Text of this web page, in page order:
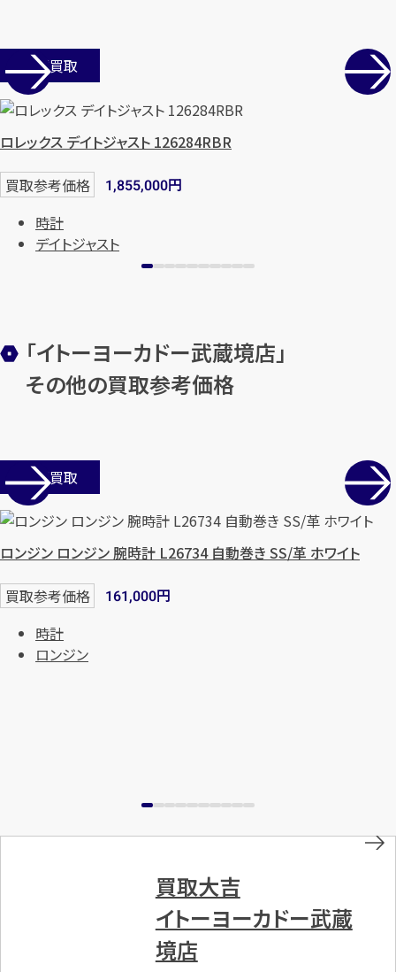
カンタン無料
最短1分！今すぐ査定金額をお伝えいた
します
まずはお電話
店舗買取
ロレックス デイトジャスト 126284RBR
買取参考価格 1,855,000円
時計
デイトジャスト
「イトーヨーカドー武蔵境店」
その他の買取参考価格
店舗買取
ロンジン ロンジン 腕時計 L26734 自動巻き SS/革 ホワイト
買取参考価格 161,000円
時計
ロンジン
買取大吉
イトーヨーカドー武蔵
境店